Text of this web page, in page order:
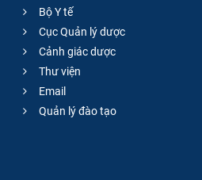
Bộ Y tế
Cục Quản lý dược
Cảnh giác dược
Thư viện
Email
Quản lý đào tạo